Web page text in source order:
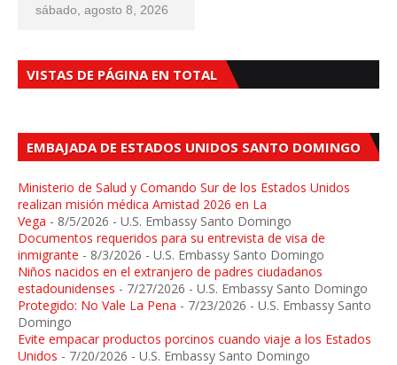
sábado, agosto 8, 2026
VISTAS DE PÁGINA EN TOTAL
EMBAJADA DE ESTADOS UNIDOS SANTO DOMINGO
Ministerio de Salud y Comando Sur de los Estados Unidos
realizan misión médica Amistad 2026 en La
Vega - 8/5/2026 - U.S. Embassy Santo Domingo
Documentos requeridos para su entrevista de visa de
inmigrante - 8/3/2026 - U.S. Embassy Santo Domingo
Niños nacidos en el extranjero de padres ciudadanos
estadounidenses - 7/27/2026 - U.S. Embassy Santo Domingo
Protegido: No Vale La Pena - 7/23/2026 - U.S. Embassy Santo
Domingo
Evite empacar productos porcinos cuando viaje a los Estados
Unidos - 7/20/2026 - U.S. Embassy Santo Domingo